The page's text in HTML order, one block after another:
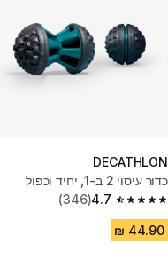
DECATHLON
כדור עיסוי 2 ב-1, יחיד וכפול
4.7
4.7 out of 5 stars from 346 reviews
(346)